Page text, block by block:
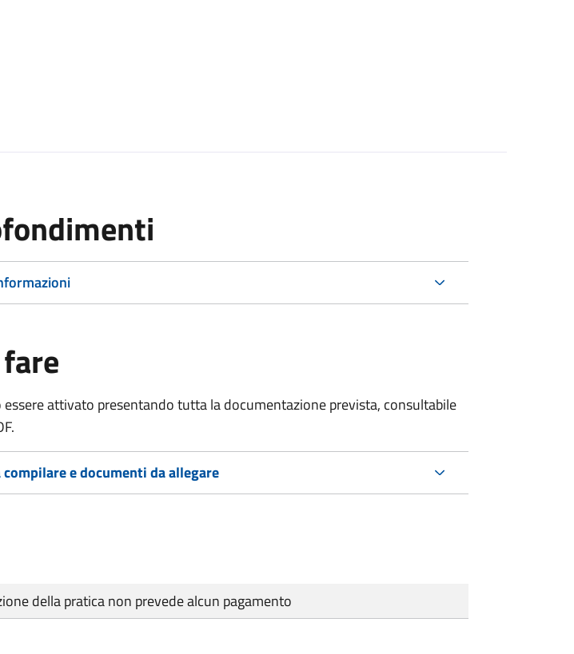
essere attivato presentando tutta la documentazione prevista, consultabile
e documenti da allegare
della pratica non prevede alcun pagamento